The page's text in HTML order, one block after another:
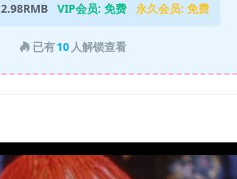
2.98RMB VIP会员: 免费 永久会员: 免费
已有10 人解锁查看